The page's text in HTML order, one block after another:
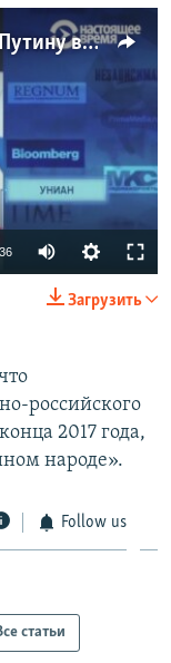
Украинский журналист задает Путину вопрос про Донбасс (видео)
Загрузить
российского
2017 года,
народе».
Follow us
статьи